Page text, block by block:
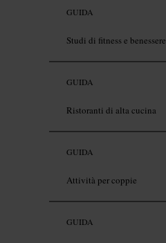
GUIDA
Studi di fitness e benessere
GUIDA
Ristoranti di alta cucina
GUIDA
Attività per coppie
GUIDA